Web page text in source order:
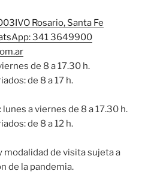
Rosario, Santa Fe
341 3649900
de 8 a 17.30 h.
de 8 a 17 h.
a viernes de 8 a 17.30 h.
de 8 a 12 h.
modalidad de visita sujeta a
de la pandemia.